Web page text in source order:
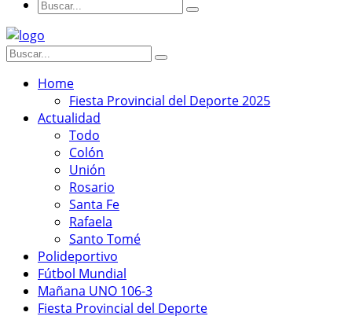
Home
Fiesta Provincial del Deporte 2025
Actualidad
Todo
Colón
Unión
Rosario
Santa Fe
Rafaela
Santo Tomé
Polideportivo
Fútbol Mundial
Mañana UNO 106-3
Fiesta Provincial del Deporte